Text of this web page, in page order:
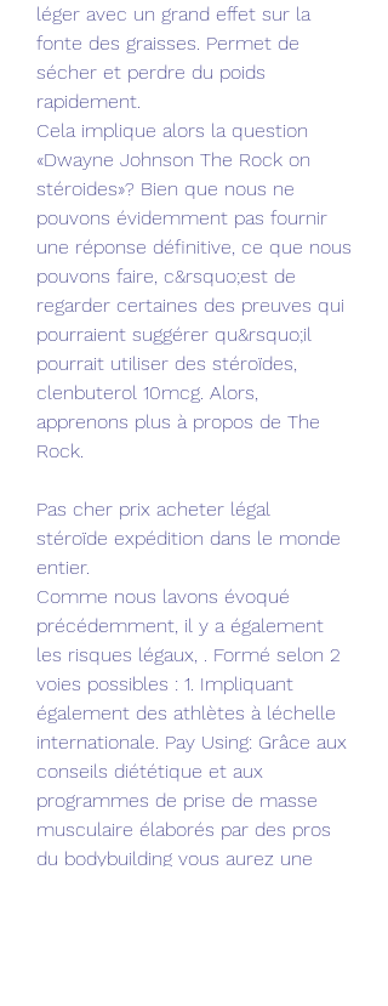
léger avec un grand effet sur la
fonte des graisses. Permet de
sécher et perdre du poids
rapidement.
Cela implique alors la question
«Dwayne Johnson The Rock on
stéroides»? Bien que nous ne
pouvons évidemment pas fournir
une réponse définitive, ce que nous
pouvons faire, c&rsquo;est de
regarder certaines des preuves qui
pourraient suggérer qu&rsquo;il
pourrait utiliser des stéroïdes,
clenbuterol 10mcg. Alors,
apprenons plus à propos de The
Rock.
Pas cher prix acheter légal
stéroïde expédition dans le monde
entier.
Comme nous lavons évoqué
précédemment, il y a également
les risques légaux, . Formé selon 2
voies possibles : 1. Impliquant
également des athlètes à léchelle
internationale. Pay Using: Grâce aux
conseils diététique et aux
programmes de prise de masse
musculaire élaborés par des pros
du bodybuilding vous aurez une